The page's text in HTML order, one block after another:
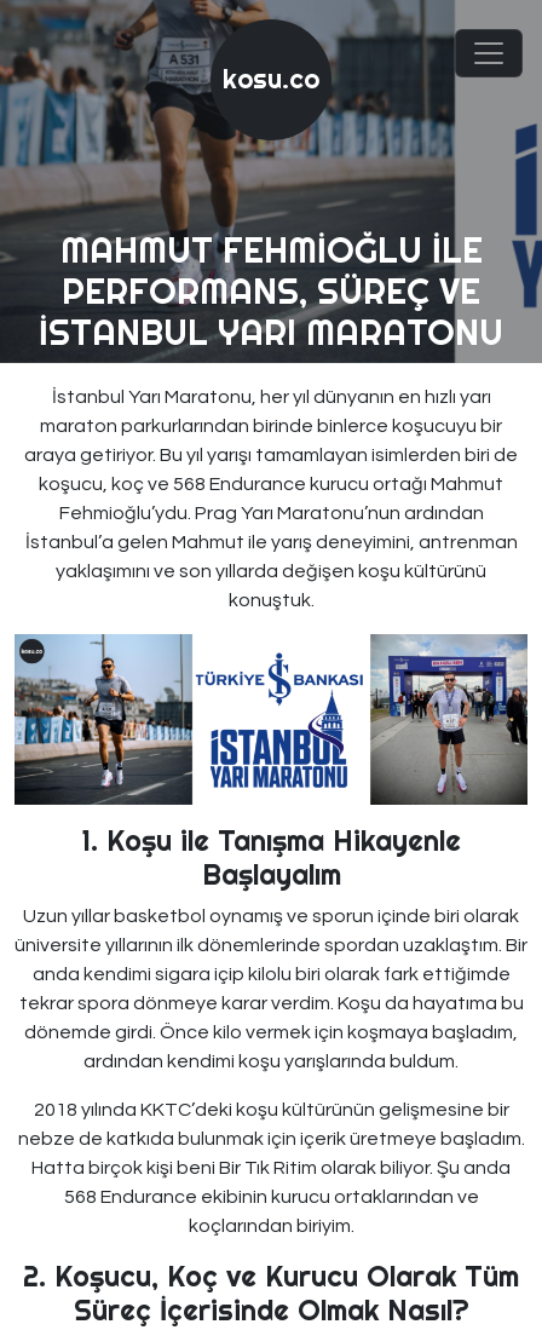
kosu.co
MAHMUT FEHMIOĞLU ILE
PERFORMANS, SÜREÇ VE
İSTANBUL YARI MARATONU
İstanbul Yarı Maratonu, her yıl dünyanın en hızlı yarı
maraton parkurlarından birinde binlerce koşucuyu bir
araya getiriyor. Bu yıl yarışı tamamlayan isimlerden biri de
koşucu, koç ve 568 Endurance kurucu ortağı Mahmut
Fehmioğlu’ydu. Prag Yarı Maratonu’nun ardından
İstanbul’a gelen Mahmut ile yarış deneyimini, antrenman
yaklaşımını ve son yıllarda değişen koşu kültürünü
konuştuk.
1. Koşu ile Tanışma Hikayenle
Başlayalım
Uzun yıllar basketbol oynamış ve sporun içinde biri olarak
üniversite yıllarının ilk dönemlerinde spordan uzaklaştım. Bir
anda kendimi sigara içip kilolu biri olarak fark ettiğimde
tekrar spora dönmeye karar verdim. Koşu da hayatıma bu
dönemde girdi. Önce kilo vermek için koşmaya başladım,
ardından kendimi koşu yarışlarında buldum.
2018 yılında KKTC’deki koşu kültürünün gelişmesine bir
nebze de katkıda bulunmak için içerik üretmeye başladım.
Hatta birçok kişi beni Bir Tık Ritim olarak biliyor. Şu anda
568 Endurance ekibinin kurucu ortaklarından ve
koçlarından biriyim.
2. Koşucu, Koç ve Kurucu Olarak Tüm
Süreç İçerisinde Olmak Nasıl?